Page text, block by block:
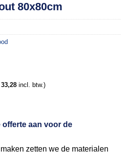
verlanglijst
80x80cm
33,28 incl. btw.)
aan voor de
zetten we de materialen